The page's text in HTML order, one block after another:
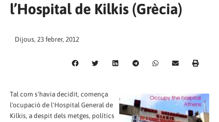
l’Hospital de Kilkis (Grècia)
Dijous, 23 febrer, 2012
Tal com s'havia decidit, comença
l'ocupació de l'Hospital General de
Kilkis, a despit dels metges, polítics